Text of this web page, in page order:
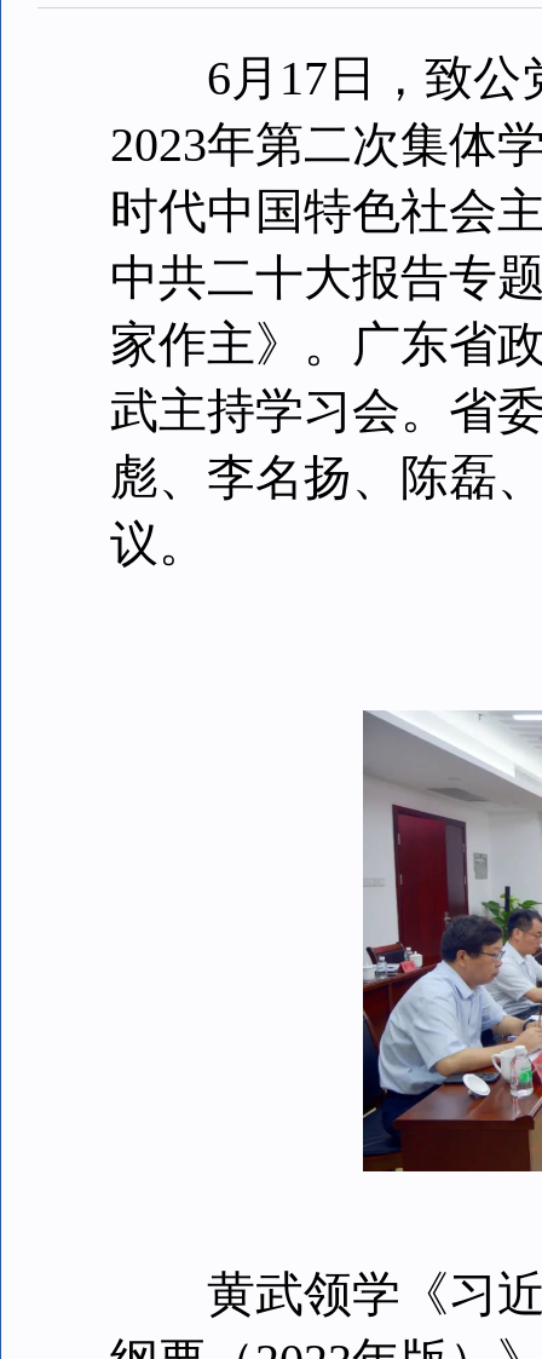
6月17日，致公
2023年第二次集体
时代中国特色社会
中共二十大报告专
家作主》。广东省
武主持学习会。省
彪、李名扬、陈磊
议。
黄武领学《习近